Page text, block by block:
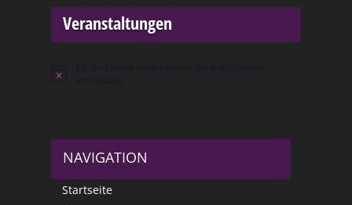
Veranstaltungen
Hinweis
NAVIGATION
Startseite